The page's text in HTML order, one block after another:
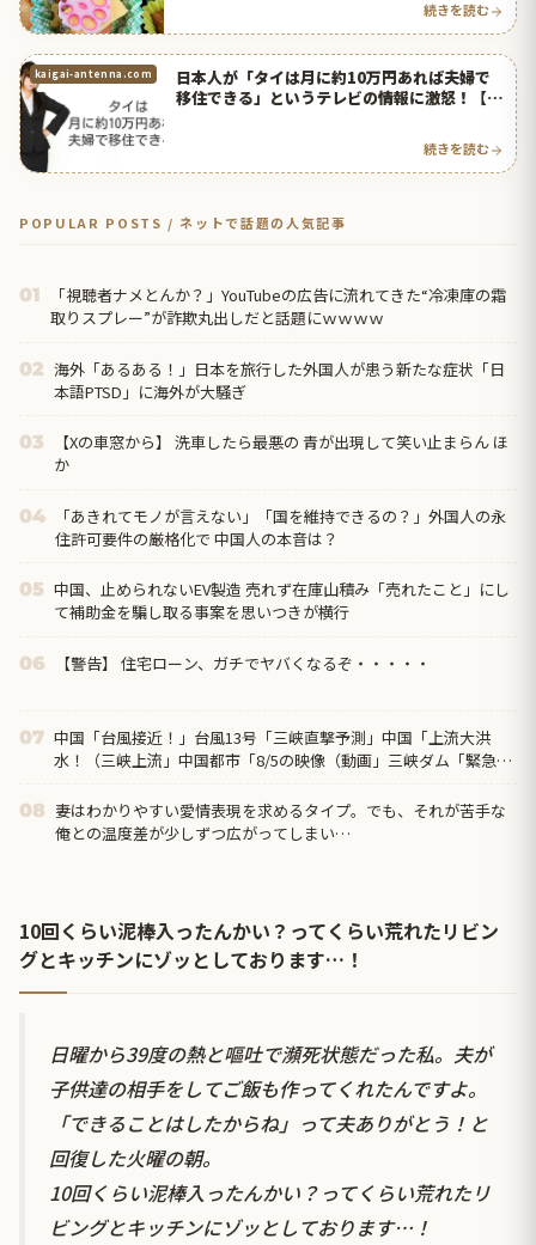
続きを読む
kaigai-antenna.com
日本人が「タイは月に約10万円あれば夫婦で
移住できる」というテレビの情報に激怒！【タ
続きを読む
POPULAR POSTS / ネットで話題の人気記事
01
「視聴者ナメとんか？」YouTubeの広告に流れてきた“冷凍庫の霜
取りスプレー”が詐欺丸出しだと話題にｗｗｗｗ
02 海外「あるある！」日本を旅行した外国人が患う新たな症状「日
本語PTSD」に海外が大騒ぎ
03
【Xの車窓から】 洗車したら最悪の 青が出現して笑い止まらん ほ
か
04
「あきれてモノが言えない」「国を維持できるの？」外国人の永
住許可要件の厳格化で 中国人の本音は？
05 中国、止められないEV製造 売れず在庫山積み「売れたこと」にし
て補助金を騙し取る事案を思いつきが横行
06 【警告】 住宅ローン、ガチでヤバくなるぞ・・・・・
07 中国「台風接近！」台風13号「三峡直撃予測」中国「上流大洪
水！（三峡上流」中国都市「8/5の映像（動画」三峡ダム「緊急放
08 妻はわかりやすい愛情表現を求めるタイプ。でも、それが苦手な
俺との温度差が少しずつ広がってしまい…
10回くらい泥棒入ったんかい？ってくらい荒れたリビン
グとキッチンにゾッとしております…！
日曜から39度の熱と嘔吐で瀕死状態だった私。夫が
子供達の相手をしてご飯も作ってくれたんですよ。
「できることはしたからね」って夫ありがとう！と
回復した火曜の朝。
10回くらい泥棒入ったんかい？ってくらい荒れたリ
ビングとキッチンにゾッとしております…！